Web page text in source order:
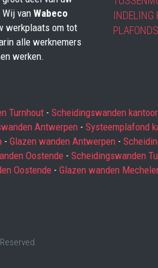
van Wabeco
werkplaats om tot
alle werknemers
werken.
INDELING
PLAFONDS
Turnhout - Scheidingswanden
Antwerpen - Systeemplafond
- Glazen wanden Antwerpen -
Oostende - Scheidingswanden
Oostende - Glazen wanden